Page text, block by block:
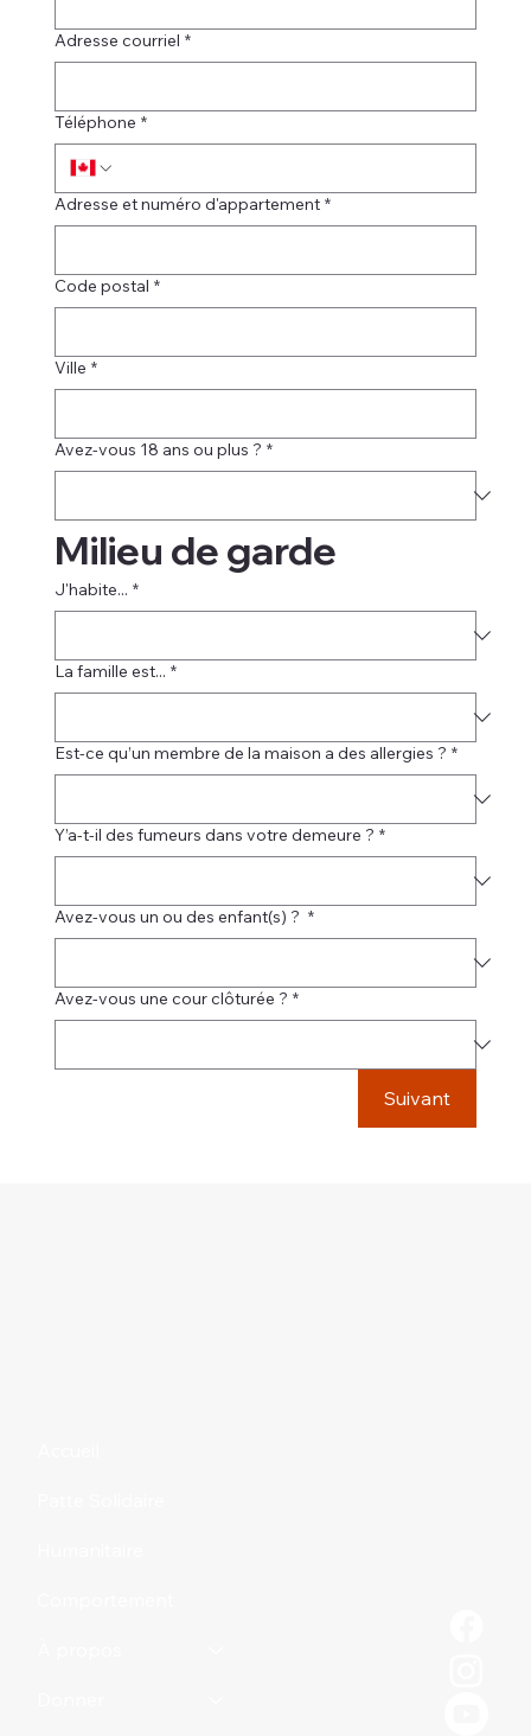
Adresse courriel *
Téléphone *
Adresse et numéro d'appartement *
Code postal *
Ville *
Avez-vous 18 ans ou plus ? *
Milieu de garde
J'habite... *
La famille est... *
Est-ce qu’un membre de la maison a des allergies ? *
Y’a-t-il des fumeurs dans votre demeure ? *
Avez-vous un ou des enfant(s) ? *
Avez-vous une cour clôturée ? *
Suivant